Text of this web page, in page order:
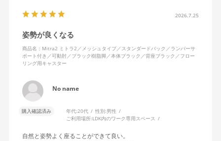
思います。良い商品に巡り会えてとても嬉しいです。
2026.7.25
姿勢が良くなる
商品名：Mitra2 ミトラ2／メッシュタイプ／スタンダードバック／ランバーサ
ポート付き／可動肘／ブラック樹脂脚／本体ブラック／背座ブラック／フロー
リング用キャスター
No name
購入確認済み 年代:20代 性別:男性
ご利用場所:LDK内のワーク専用スペース
自然と姿勢よく座ることができて良い。